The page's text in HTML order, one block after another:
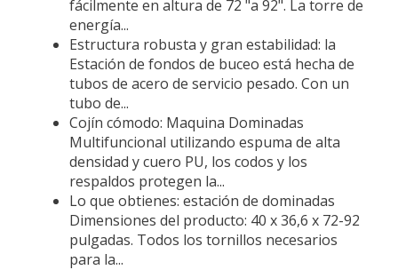
fácilmente en altura de 72 "a 92". La torre de
energía...
Estructura robusta y gran estabilidad: la
Estación de fondos de buceo está hecha de
tubos de acero de servicio pesado. Con un
tubo de...
Cojín cómodo: Maquina Dominadas
Multifuncional utilizando espuma de alta
densidad y cuero PU, los codos y los
respaldos protegen la...
Lo que obtienes: estación de dominadas
Dimensiones del producto: 40 x 36,6 x 72-92
pulgadas. Todos los tornillos necesarios
para la...